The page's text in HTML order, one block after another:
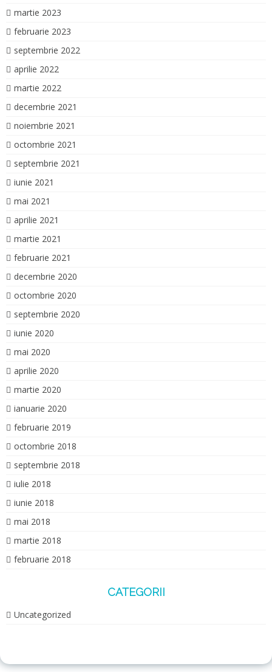
martie 2023
februarie 2023
septembrie 2022
aprilie 2022
martie 2022
decembrie 2021
noiembrie 2021
octombrie 2021
septembrie 2021
iunie 2021
mai 2021
aprilie 2021
martie 2021
februarie 2021
decembrie 2020
octombrie 2020
septembrie 2020
iunie 2020
mai 2020
aprilie 2020
martie 2020
ianuarie 2020
februarie 2019
octombrie 2018
septembrie 2018
iulie 2018
iunie 2018
mai 2018
martie 2018
februarie 2018
CATEGORII
Uncategorized